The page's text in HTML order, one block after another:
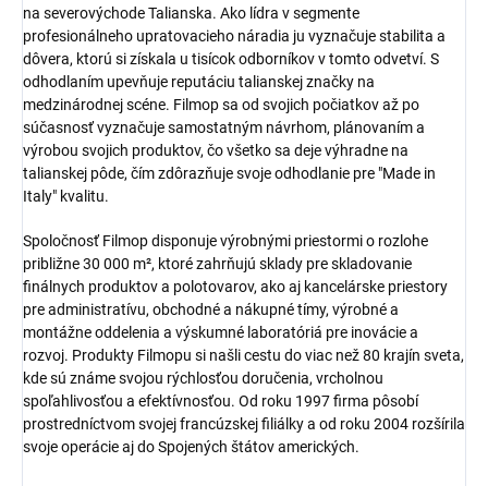
na severovýchode Talianska. Ako lídra v segmente
profesionálneho upratovacieho náradia ju vyznačuje stabilita a
dôvera, ktorú si získala u tisícok odborníkov v tomto odvetví. S
odhodlaním upevňuje reputáciu talianskej značky na
medzinárodnej scéne. Filmop sa od svojich počiatkov až po
súčasnosť vyznačuje samostatným návrhom, plánovaním a
výrobou svojich produktov, čo všetko sa deje výhradne na
talianskej pôde, čím zdôrazňuje svoje odhodlanie pre "Made in
Italy" kvalitu.
Spoločnosť Filmop disponuje výrobnými priestormi o rozlohe
približne 30 000 m², ktoré zahrňujú sklady pre skladovanie
finálnych produktov a polotovarov, ako aj kancelárske priestory
pre administratívu, obchodné a nákupné tímy, výrobné a
montážne oddelenia a výskumné laboratóriá pre inovácie a
rozvoj. Produkty Filmopu si našli cestu do viac než 80 krajín sveta,
kde sú známe svojou rýchlosťou doručenia, vrcholnou
spoľahlivosťou a efektívnosťou. Od roku 1997 firma pôsobí
prostredníctvom svojej francúzskej filiálky a od roku 2004 rozšírila
svoje operácie aj do Spojených štátov amerických.